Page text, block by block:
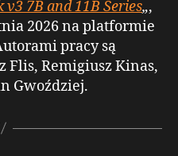
7B and 11B Series„,
2026 na platformie
pracy są
Flis, Remigiusz Kinas,
Gwoździej.